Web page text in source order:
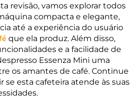
revisão, vamos explorar todos
compacta e elegante,
até a experiência do usuário
que ela produz. Além disso,
e a facilidade de
Essenza Mini uma
os amantes de café. Continue
se esta cafeteira atende às suas